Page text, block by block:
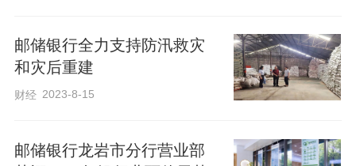
经过精心创作，一个个款式新颖、精致美
观的蝶骨巴特包相继完工。老人们看着自
笑容，纷纷为邮储银行贴心的服务点赞。
邮储银行全力支持防汛救灾
和灾后重建
财经 2023-8-15
邮储银行龙岩市分行营业部